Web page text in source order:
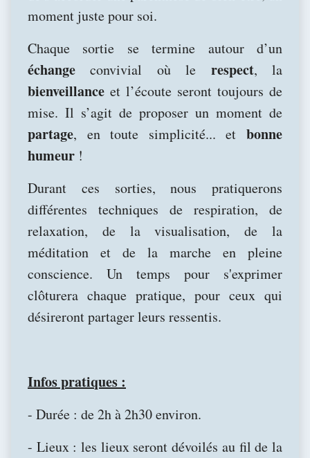
moment juste pour soi.
Chaque sortie se termine autour d’un
échangeconvivial où le respect, la
bienveillance et l’écoute seront toujours de
mise. Il s’agit de proposer un moment de
partage, en toute simplicité... et bonne
humeur !
Durant ces sorties, nous pratiquerons
différentes techniques de respiration, de
relaxation, de la visualisation, de la
méditation et de la marche en pleine
conscience. Un temps pour s'exprimer
clôturera chaque pratique, pour ceux qui
désireront partager leurs ressentis.
Infos pratiques :
- Durée : de 2h à 2h30 environ.
- Lieux : les lieux seront dévoilés au fil de la